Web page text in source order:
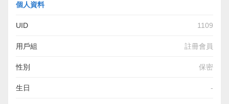
個人資料
UID 1109
用戶組 註冊會員
性別 保密
生日 -